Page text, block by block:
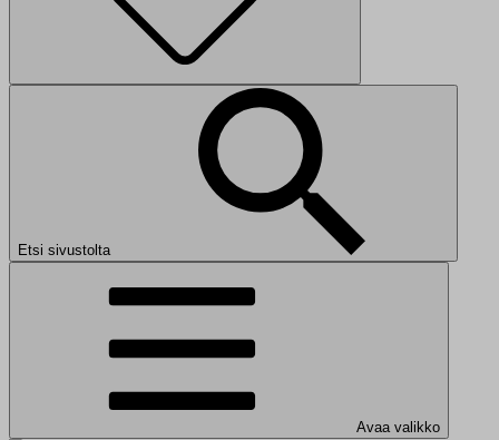
Etsi sivustolta
Avaa valikko